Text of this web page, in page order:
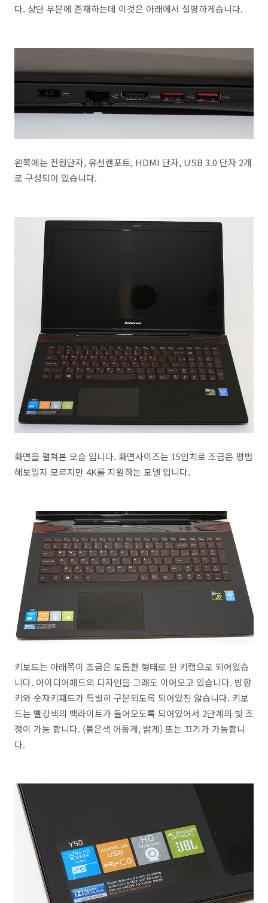
다. 상단 부분에 존재하는데 이것은 아래에서 설명하게습니다.
왼쪽에는 전원단자, 유선랜포트, HDMI 단자, USB 3.0 단자 2개
로 구성되어 있습니다.
화면을 펼쳐본 모습 입니다. 화면사이즈는 15인치로 조금은 평범
해보일지 모르지만 4K를 지원하는 모델 입니다.
키보드는 아래쪽이 조금은 도톰한 형태로 된 키캡으로 되어있습
니다. 아이디어패드의 디자인을 그래도 이어오고 있습니다. 방향
키와 숫자키패드가 특별히 구분되도록 되어있진 않습니다. 키보
드는 빨강색의 백라이트가 들어오도록 되어있어서 2단계의 빛 조
정이 가능 합니다. (붉은색 어둡게, 밝게) 또는 끄기가 가능합니
다.